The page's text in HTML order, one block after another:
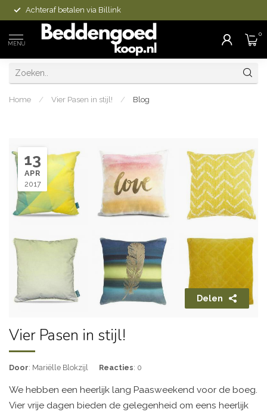
Achteraf betalen via Billink
MENU
0
Home / Vier Pasen in stijl! / Blog
13
APR
2017
Delen
Vier Pasen in stijl!
Door: Mariëlle Blokzijl Reacties: 0
We hebben een heerlijk lang Paasweekend voor de boeg.
Vier vrije dagen bieden de gelegenheid om eens heerlijk